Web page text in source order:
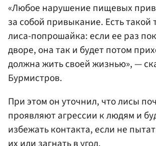
«Любое нарушение пищевых
за собой привыкание. Есть
лиса-попрошайка: если ее раз
дворе, она так и будет потом
должна жить своей жизнью», —
Бурмистров.
При этом он уточнил, что лисы
проявляют агрессии к людям и
избежать контакта, если не